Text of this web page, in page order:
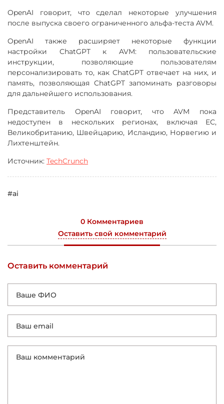
OpenAI говорит, что сделал некоторые улучшения
после выпуска своего ограниченного альфа-теста AVM.
OpenAI также расширяет некоторые функции
настройки ChatGPT к AVM: пользовательские
инструкции, позволяющие пользователям
персонализировать то, как ChatGPT отвечает на них, и
память, позволяющая ChatGPT запоминать разговоры
для дальнейшего использования.
Представитель OpenAI говорит, что AVM пока
недоступен в нескольких регионах, включая ЕС,
Великобританию, Швейцарию, Исландию, Норвегию и
Лихтенштейн.
Источник: TechCrunch
#ai
0 Комментариев
Оставить свой комментарий
Оставить комментарий